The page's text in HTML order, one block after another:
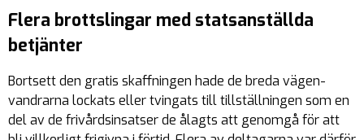
Flera brottslingar med statsanställda
betjänter
Bortsett den gratis skaffningen hade de breda vägen-
vandrarna lockats eller tvingats till tillställningen som en
del av de frivårdsinsatser de ålagts att genomgå för att